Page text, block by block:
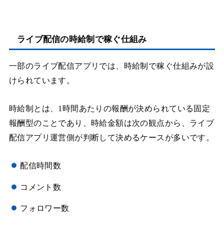
ライブ配信の時給制で稼ぐ仕組み
一部のライブ配信アプリでは、時給制で稼ぐ仕組みが設
けられています。
時給制とは、1時間あたりの報酬が決められている固定
報酬型のことであり、時給金額は次の観点から、ライブ
配信アプリ運営側が判断して決めるケースが多いです。
配信時間数
コメント数
フォロワー数